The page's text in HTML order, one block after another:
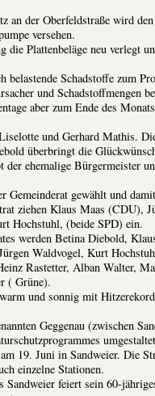
an der Oberfeldstraße wird
versehen.
die Plattenbeläge neu verlegt
belastende Schadstoffe zum
und Schadstoffmengen
aber zum Ende des
und Gerhard Mathis.
überbringt die
ehemalige Bürgermeister
Gemeinderat gewählt und
ziehen Klaus Maas (CDU),
Hochstuhl, (beide SPD) ein.
werden Betina Diebold,
Waldvogel, Kurt
Rastetter, Alban Walter,
( Grüne).
und sonnig mit
Geggenau (zwischen
19. Juni in Sandweier. Die
einzelne Stationen.
Sandweier feiert sein 60-